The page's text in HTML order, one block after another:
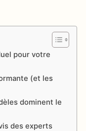
pour votre
(et les
dominent le
des experts